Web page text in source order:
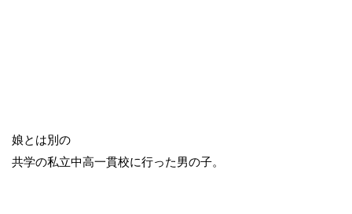
娘とは別の
共学の私立中高一貫校に行った男の子。